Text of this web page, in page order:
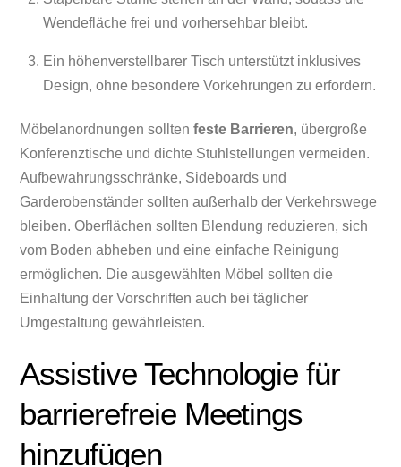
Wendefläche frei und vorhersehbar bleibt.
Ein höhenverstellbarer Tisch unterstützt inklusives
Design, ohne besondere Vorkehrungen zu erfordern.
Möbelanordnungen solltenfeste Barrieren, übergroße
Konferenztische und dichte Stuhlstellungen vermeiden.
Aufbewahrungsschränke, Sideboards und
Garderobenständer sollten außerhalb der Verkehrswege
bleiben. Oberflächen sollten Blendung reduzieren, sich
vom Boden abheben und eine einfache Reinigung
ermöglichen. Die ausgewählten Möbel sollten die
Einhaltung der Vorschriften auch bei täglicher
Umgestaltung gewährleisten.
Assistive Technologie für
barrierefreie Meetings
hinzufügen